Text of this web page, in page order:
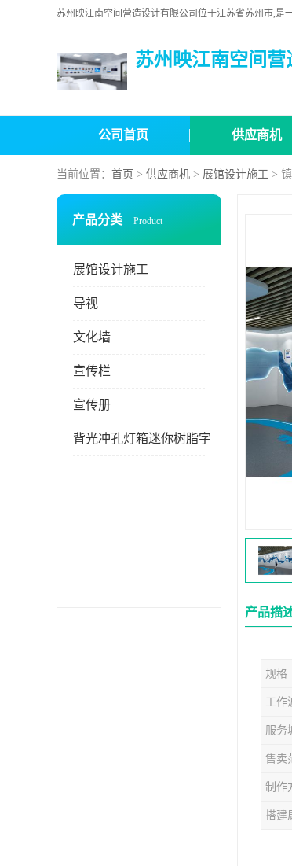
苏州映江南空间营
公司首页 供应商机
当前位置： 首页 > 供应商机 > 展馆设计施工 >
产品分类 Product
展馆设计施工
导视
文化墙
宣传栏
宣传册
背光冲孔灯箱迷你树脂字
产品描
规格
工作
服务
售卖
制作
搭建